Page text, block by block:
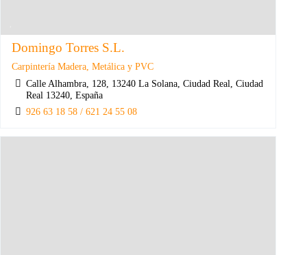
Domingo Torres S.L.
Carpintería Madera, Metálica y PVC
Calle Alhambra, 128, 13240 La Solana, Ciudad Real, Ciudad
Real 13240, España
926 63 18 58 / 621 24 55 08